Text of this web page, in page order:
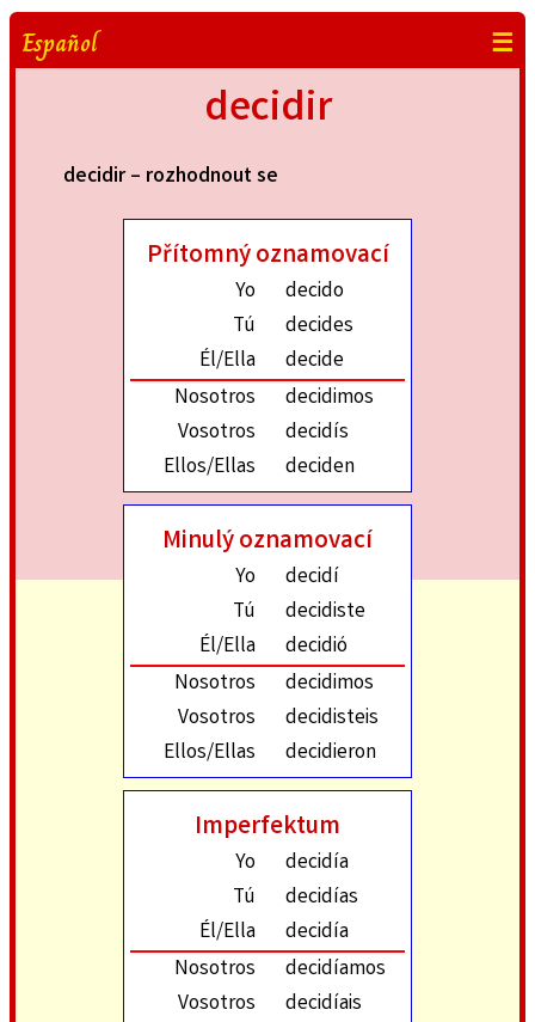
Español ☰
decidir
decidir – rozhodnout se
Přítomný oznamovací
Yo
decido
Tú
decides
Él/Ella
decide
Nosotros
decidimos
Vosotros
decidís
Ellos/Ellas
deciden
Minulý oznamovací
Yo
decidí
Tú
decidiste
Él/Ella
decidió
Nosotros
decidimos
Vosotros
decidisteis
Ellos/Ellas
decidieron
Imperfektum
Yo
decidía
Tú
decidías
Él/Ella
decidía
Nosotros
decidíamos
Vosotros
decidíais